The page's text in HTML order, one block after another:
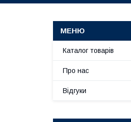
Каталог товарів
Про нас
Відгуки